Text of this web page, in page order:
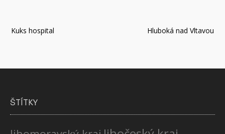
pro
Hluboká nad Vltavou
Kuks hospital
ŠTÍTKY